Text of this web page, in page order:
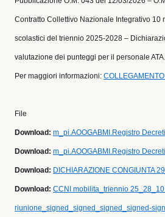
Contratto Collettivo Nazionale Integrativo 10
scolastici del triennio 2025-2028 –
valutazione dei punteggi per il personale ATA.
Per maggiori informazioni:
File
Download: m_pi.AOOGABMI.Registro
Download: m_pi.AOOGABMI.Registro
Download: DICHIARAZIONE CONGIUNTA
Download: CCNI mobilita_triennio
riunione_signed_signed_signed_signed-